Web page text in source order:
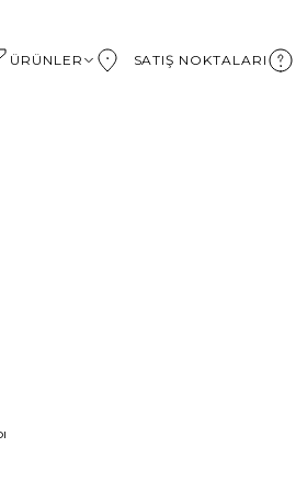
ÜRÜNLER SATIŞ NOKTALARI